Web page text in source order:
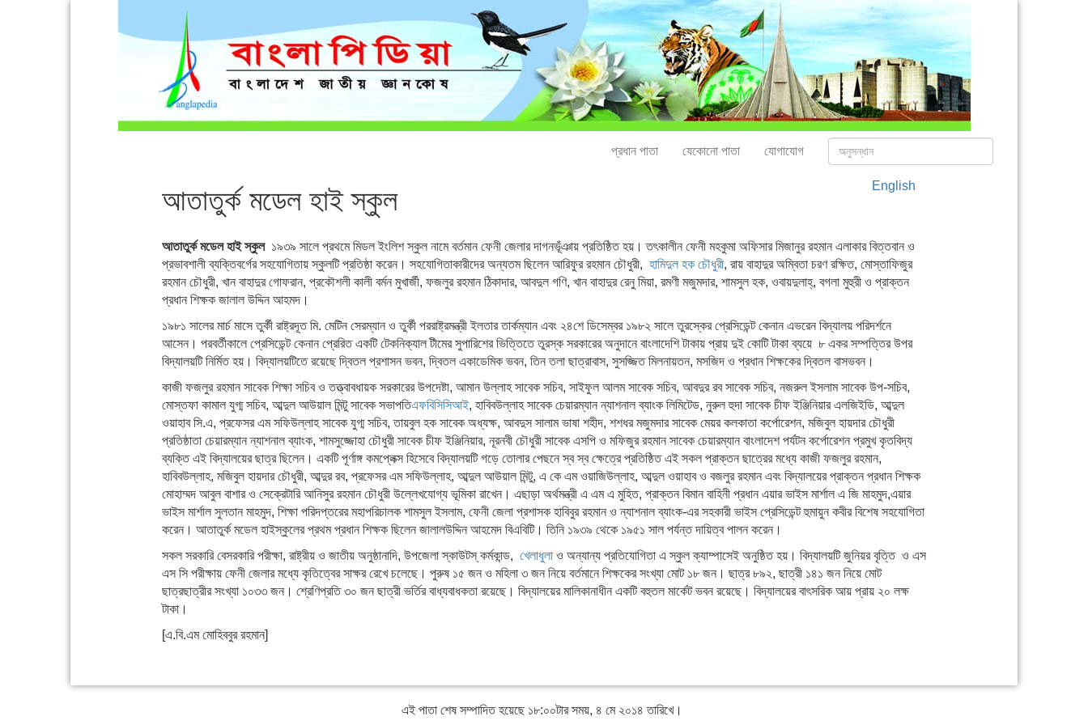
প্রধান পাতা যেকোনো পাতা যোগাযোগ
আতাতুর্ক মডেল হাই স্কুল English
আতাতুর্ক মডেল হাই স্কুল১৯৩৯ সালে প্রথমে মিডল ইংলিশ স্কুল নামে বর্তমান ফেনী জেলার দাগনভূঁঞায় প্রতিষ্ঠিত হয়। তৎকালীন ফেনী মহকুমা অফিসার মিজানুর রহমান এলাকার বিত্তবান ও
প্রভাবশালী ব্যক্তিবর্গের সহযোগিতায় স্কুলটি প্রতিষ্ঠা করেন। সহযোগিতাকারীদের অন্যতম ছিলেন আরিফুর রহমান চৌধুরী, হামিদুল হক চৌধুরী, রায় বাহাদুর অম্বিতা চরণ রক্ষিত, মোস্তাফিজুর
রহমান চৌধুরী, খান বাহাদুর গোফরান, প্রকৌশলী কালী বর্মন মুখার্জী, ফজলুর রহমান ঠিকাদার, আবদুল গণি, খান বাহাদুর রেনু মিয়া, রমণী মজুমদার, শামসুল হক, ওবায়দুলাহ্, বগলা মুহুরী ও প্রাক্তন
প্রধান শিক্ষক জালাল উদ্দিন আহমদ।
১৯৮১ সালের মার্চ মাসে তুর্কী রাষ্ট্রদূত মি. মেটিন সেরম্যান ও তুর্কী পররাষ্ট্রমন্ত্রী ইলতার তার্কম্যান এবং ২৪শে ডিসেম্বর ১৯৮২ সালে তুরস্কের প্রেসিডেন্ট কেনান এভরেন বিদ্যালয় পরিদর্শনে
আসেন। পরবর্তীকালে প্রেসিডেন্ট কেনান প্রেরিত একটি টেকনিক্যাল টীমের সুপারিশের ভিত্তিতে তুরস্ক সরকারের অনুদানে বাংলাদেশি টাকায় প্রায় দুই কোটি টাকা ব্যয়ে ৮ একর সম্পত্তির উপর
বিদ্যালয়টি নির্মিত হয়। বিদ্যালয়টিতে রয়েছে দ্বিতল প্রশাসন ভবন, দ্বিতল একাডেমিক ভবন, তিন তলা ছাত্রাবাস, সুসজ্জিত মিলনায়তন, মসজিদ ও প্রধান শিক্ষকের দ্বিতল বাসভবন।
কাজী ফজলুর রহমান সাবেক শিক্ষা সচিব ও তত্ত্বাবধায়ক সরকারের উপদেষ্টা, আমান উল্লাহ সাবেক সচিব, সাইফুল আলম সাবেক সচিব, আবদুর রব সাবেক সচিব, নজরুল ইসলাম সাবেক উপ-সচিব,
মোস্তফা কামাল যুগ্ম সচিব, আব্দুল আউয়াল মিন্টু সাবেক সভাপতিএফবিসিসিআই, হাবিবউল্লাহ সাবেক চেয়ারম্যান ন্যাশনাল ব্যাংক লিমিটেড, নুরুল হুদা সাবেক চীফ ইঞ্জিনিয়ার এলজিইডি, আব্দুল
ওয়াহাব সি.এ, প্রফেসর এম সফিউল্লাহ সাবেক যুগ্ম সচিব, তায়বুল হক সাবেক অধ্যক্ষ, আবদুস সালাম ভাষা শহীদ, শশধর মজুমদার সাবেক মেয়র কলকাতা কর্পোরেশন, মজিবুল হায়দার চৌধুরী
প্রতিষ্ঠাতা চেয়ারম্যান ন্যাশনাল ব্যাংক, শামসুজ্জোহা চৌধুরী সাবেক চীফ ইঞ্জিনিয়ার, নূরনবী চৌধুরী সাবেক এসপি ও মফিজুর রহমান সাবেক চেয়ারম্যান বাংলাদেশ পর্যটন কর্পোরেশন প্রমুখ কৃতবিদ্য
ব্যক্তি এই বিদ্যালয়ের ছাত্র ছিলেন। একটি পূর্ণাঙ্গ কমপ্লেক্স হিসেবে বিদ্যালয়টি গড়ে তোলার পেছনে স্ব স্ব ক্ষেত্রে প্রতিষ্ঠিত এই সকল প্রাক্তন ছাত্রের মধ্যে কাজী ফজলুর রহমান,
হাবিবউল্লাহ, মজিবুল হায়দার চৌধুরী, আব্দুর রব, প্রফেসর এম সফিউল্লাহ, আব্দুল আউয়াল মিন্টু, এ কে এম ওয়াজিউল্লাহ, আব্দুল ওয়াহাব ও বজলুর রহমান এবং বিদ্যালয়ের প্রাক্তন প্রধান শিক্ষক
মোহাম্মদ আবুল বাশার ও সেক্রেটারি আনিসুর রহমান চৌধুরী উল্লেখযোগ্য ভূমিকা রাখেন। এছাড়া অর্থমন্ত্রী এ এম এ মুহিত, প্রাক্তন বিমান বাহিনী প্রধান এয়ার ভাইস মার্শাল এ জি মাহমুদ,এয়ার
ভাইস মার্শাল সুলতান মাহমুদ, শিক্ষা পরিদপ্তরের মহাপরিচালক শামসুল ইসলাম, ফেনী জেলা প্রশাসক হাবিবুর রহমান ও ন্যাশনাল ব্যাংক-এর সহকারী ভাইস প্রেসিডেন্ট হুমায়ুন কবীর বিশেষ সহযোগিতা
করেন। আতাতুর্ক মডেল হাইস্কুলের প্রথম প্রধান শিক্ষক ছিলেন জালালউদ্দিন আহমেদ বিএবিটি। তিনি ১৯৩৯ থেকে ১৯৫১ সাল পর্যন্ত দায়িত্ব পালন করেন।
সকল সরকারি বেসরকারি পরীক্ষা, রাষ্ট্রীয় ও জাতীয় অনুষ্ঠানাদি, উপজেলা স্কাউটস্ কর্মকান্ড, খেলাধুলাও অন্যান্য প্রতিযোগিতা এ স্কুল ক্যাম্পাসেই অনুষ্ঠিত হয়। বিদ্যালয়টি জুনিয়র বৃত্তি ও এস
এস সি পরীক্ষায় ফেনী জেলার মধ্যে কৃতিত্বের সাক্ষর রেখে চলেছে। পুরুষ ১৫ জন ও মহিলা ৩ জন নিয়ে বর্তমানে শিক্ষকের সংখ্যা মোট ১৮ জন। ছাত্র ৮৯২, ছাত্রী ১৪১ জন নিয়ে মোট
ছাত্রছাত্রীর সংখ্যা ১০৩৩ জন। শ্রেণিপ্রতি ৩০ জন ছাত্রী ভর্তির বাধ্যবাধকতা রয়েছে। বিদ্যালয়ের মালিকানাধীন একটি বহুতল মার্কেট ভবন রয়েছে। বিদ্যালয়ের বাৎসরিক আয় প্রায় ২০ লক্ষ
টাকা।
[এ.বি.এম মোহিববুর রহমান]
এই পাতা শেষ সম্পাদিত হয়েছে ১৮:০০টার সময়, ৪ মে ২০১৪ তারিখে।